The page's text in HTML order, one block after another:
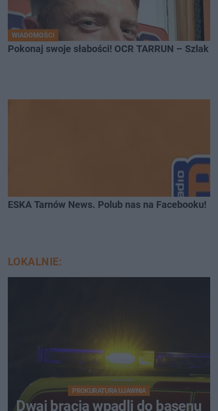
WIADOMOŚCI
Pokonaj swoje słabości! OCR TARRUN – Szlak
ESKA Tarnów News. Polub nas na Facebooku!
LOKALNIE:
PROKURATURA UJAWNIA
Dwaj bracia wpadli do basenu